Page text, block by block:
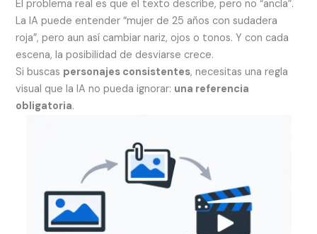
El problema real es que el texto describe, pero no “ancla”.
La IA puede entender “mujer de 25 años con sudadera
roja”, pero aun así cambiar nariz, ojos o tonos. Y con cada
escena, la posibilidad de desviarse crece.
Si buscas personajes consistentes, necesitas una regla
visual que la IA no pueda ignorar: una referencia
obligatoria.